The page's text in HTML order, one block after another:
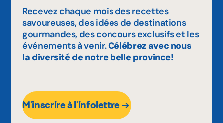
Recevez chaque mois des recettes
savoureuses, des idées de destinations
gourmandes, des concours exclusifs et les
événements à venir.Célébrez avec nous
la diversité de notre belle province!
M'inscrire à l'infolettre